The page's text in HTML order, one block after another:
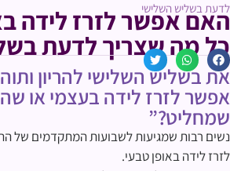
לדעת בשליש השלישי
האם אפשר לזרז לידה
כל מה שצריך לדעת
את בשליש השלישי להריון
אפשר לזרז לידה בעצמי או
שמחליט?”
נשים רבות שמגיעות לשבועות המתקדמים של
לזרז לידה באופן טבעי.